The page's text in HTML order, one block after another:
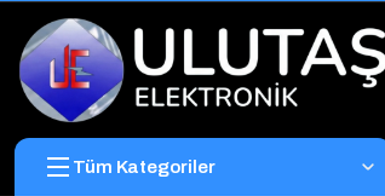
Tüm Kategoriler